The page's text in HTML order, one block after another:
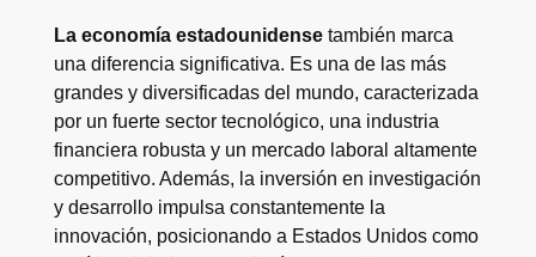
La economía estadounidensetambién marca
una diferencia significativa. Es una de las más
grandes y diversificadas del mundo, caracterizada
por un fuerte sector tecnológico, una industria
financiera robusta y un mercado laboral altamente
competitivo. Además, la inversión en investigación
y desarrollo impulsa constantemente la
innovación, posicionando a Estados Unidos como